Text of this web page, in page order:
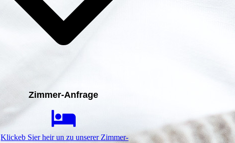
Zimmer-Anfrage
Klickeb Sier heir un zu unserer Zimmer-